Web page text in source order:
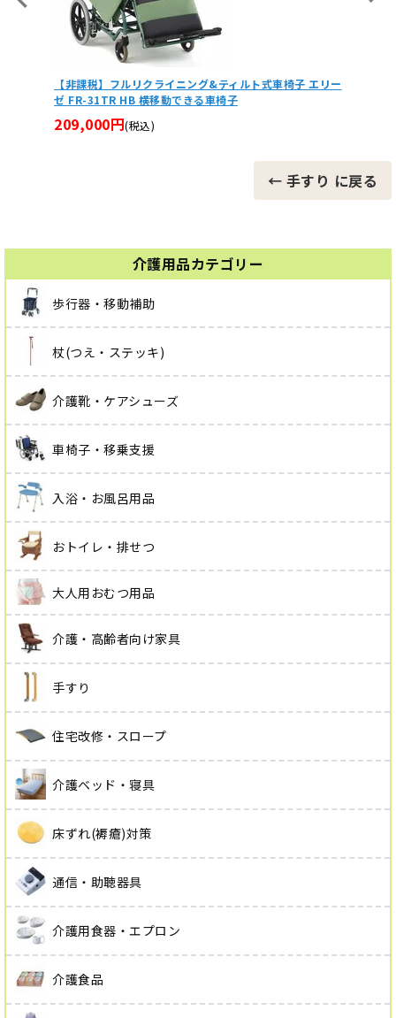
介護用品カテゴリー
歩行器・移動補助
杖(つえ・ステッキ)
介護靴・ケアシューズ
車椅子・移乗支援
入浴・お風呂用品
おトイレ・排せつ
大人用おむつ用品
介護・高齢者向け家具
手すり
住宅改修・スロープ
介護ベッド・寝具
床ずれ(褥瘡)対策
通信・助聴器具
介護用食器・エプロン
介護食品
【非課税】ロフストランドクラッチ(Aアームカフ) Sサイ
11,900円(税込)
← 手すり に戻る